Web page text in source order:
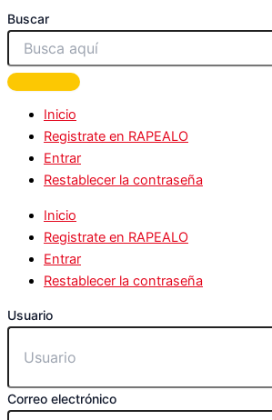
Buscar
Inicio
Registrate en RAPEALO
Entrar
Restablecer la contraseña
Inicio
Registrate en RAPEALO
Entrar
Restablecer la contraseña
Usuario
Correo electrónico